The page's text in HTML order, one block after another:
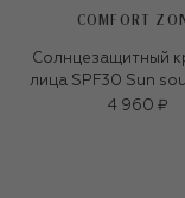
COMFORT
Солнцезащитный
лица SPF30 Sun
4 960 ₽